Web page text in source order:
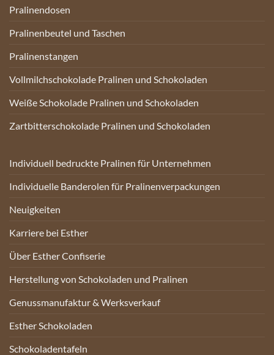
Pralinendosen
Pralinenbeutel und Taschen
Pralinenstangen
Vollmilchschokolade Pralinen und Schokoladen
Weiße Schokolade Pralinen und Schokoladen
Zartbitterschokolade Pralinen und Schokoladen
Individuell bedruckte Pralinen für Unternehmen
Individuelle Banderolen für Pralinenverpackungen
Neuigkeiten
Karriere bei Esther
Über Esther Confiserie
Herstellung von Schokoladen und Pralinen
Genussmanufaktur & Werksverkauf
Esther Schokoladen
Schokoladentafeln